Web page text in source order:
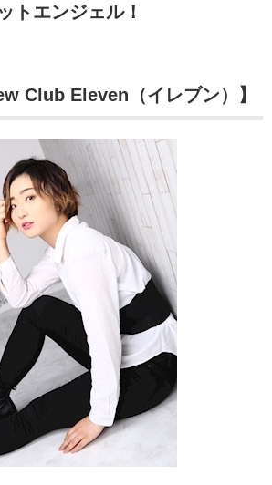
トエンジェル！
Club Eleven（イレブン）】